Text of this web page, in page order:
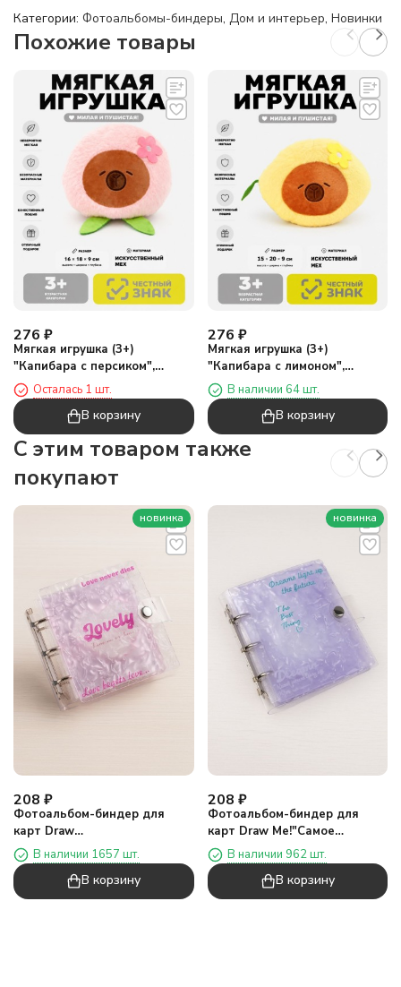
Категории: Фотоальбомы-биндеры, Дом и интерьер, Новинки
Похожие товары
276 ₽
Мягкая игрушка (3+)
"Капибара с персиком",
розовая, 16 см
Осталась 1 шт.
В корзину
276 ₽
Мягкая игрушка (3+)
"Капибара с лимоном",
жёлтая, 15 см
В наличии 64 шт.
В корзину
C этим товаром также
покупают
новинка
208 ₽
Фотоальбом-биндер для
карт Draw
Me!"Прекрасный",20
страниц(13*12,5см)
В наличии 1657 шт.
В корзину
новинка
208 ₽
Фотоальбом-биндер для
карт Draw Me!"Самое
лучшее",20
страниц(13*12,5см)
В наличии 962 шт.
В корзину